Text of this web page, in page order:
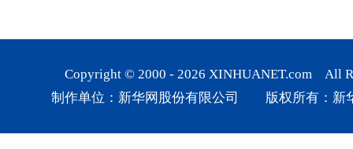
Copyright © 2000 - 2026 XINHUANET.com All
制作单位：新华网股份有限公司 版权所有：新